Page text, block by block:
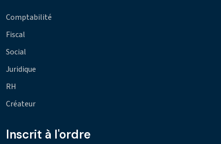
Comptabilité
Fiscal
Social
Juridique
RH
Créateur
Inscrit à l'ordre